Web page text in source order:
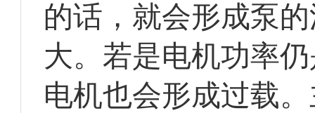
的话，就会形成泵
大。若是电机功率
电机也会形成过载